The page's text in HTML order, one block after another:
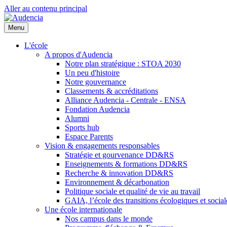
Aller au contenu principal
Menu
L'école
A propos d'Audencia
Notre plan stratégique : STOA 2030
Un peu d'histoire
Notre gouvernance
Classements & accréditations
Alliance Audencia - Centrale - ENSA
Fondation Audencia
Alumni
Sports hub
Espace Parents
Vision & engagements responsables
Stratégie et gourvenance DD&RS
Enseignements & formations DD&RS
Recherche & innovation DD&RS
Environnement & décarbonation
Politique sociale et qualité de vie au travail
GAIA, l’école des transitions écologiques et
Une école internationale
Nos campus dans le monde